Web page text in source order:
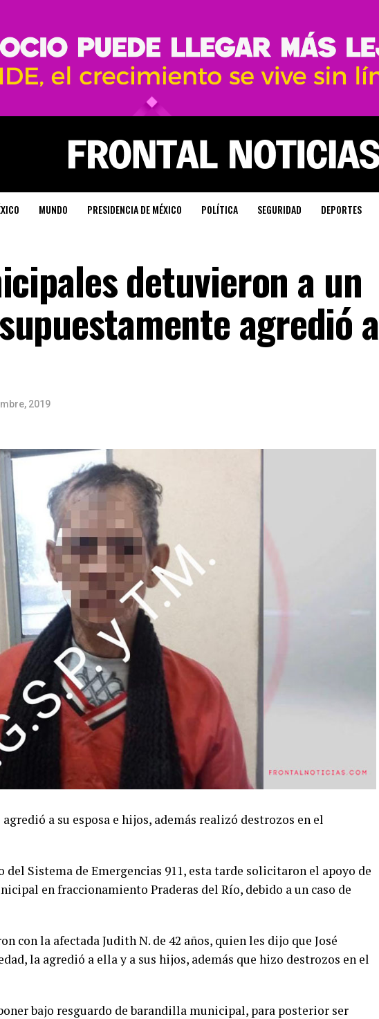
MUNDO PRESIDENCIA DE MÉXICO POLÍTICA SEGURIDAD DEPORTES
detuvieron a un
agredió
2019
a su esposa e hijos, además realizó destrozos en el
del Sistema de Emergencias 911, esta tarde solicitaron el apoyo de
en fraccionamiento Praderas del Río, debido a un caso de
con la afectada Judith N. de 42 años, quien les dijo que José
la agredió a ella y a sus hijos, además que hizo destrozos en el
bajo resguardo de barandilla municipal, para posterior ser